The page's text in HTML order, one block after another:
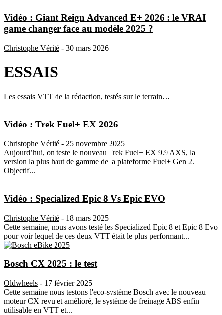
Vidéo : Giant Reign Advanced E+ 2026 : le VRAI
game changer face au modèle 2025 ?
Christophe Vérité - 30 mars 2026
ESSAIS
Les essais VTT de la rédaction, testés sur le terrain…
Vidéo : Trek Fuel+ EX 2026
Christophe Vérité - 25 novembre 2025
Aujourd’hui, on teste le nouveau Trek Fuel+ EX 9.9 AXS, la
version la plus haut de gamme de la plateforme Fuel+ Gen 2.
Objectif...
Vidéo : Specialized Epic 8 Vs Epic EVO
Christophe Vérité - 18 mars 2025
Cette semaine, nous avons testé les Specialized Epic 8 et Epic 8 Evo
pour voir lequel de ces deux VTT était le plus performant...
Bosch CX 2025 : le test
Oldwheels - 17 février 2025
Cette semaine nous testons l'eco-système Bosch avec le nouveau
moteur CX revu et amélioré, le système de freinage ABS enfin
utilisable en VTT et...